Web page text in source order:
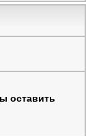
оставить